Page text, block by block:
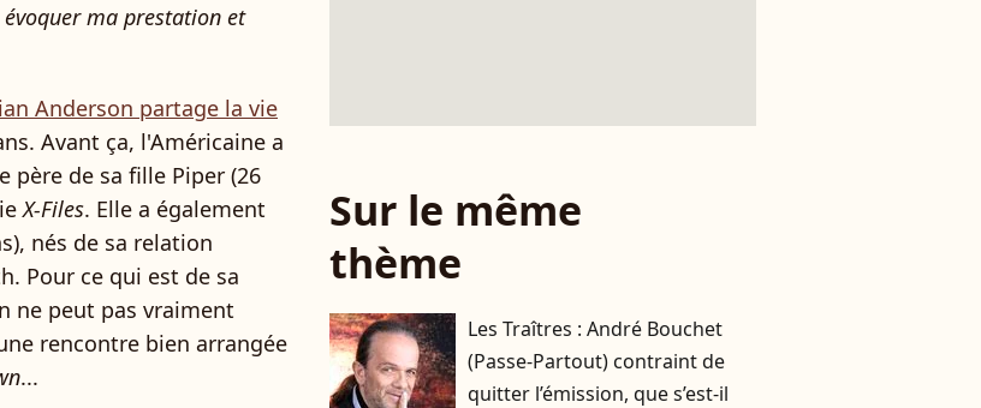
ma prestation et
Anderson partage la vie
Avant ça, l'Américaine a
père de sa fille Piper (26
X-Files. Elle a également
nés de sa relation
Pour ce qui est de sa
ne peut pas vraiment
rencontre bien arrangée
...
Sur le même
thème
Les Traîtres : André Bouchet
(Passe-Partout) contraint de
quitter l’émission, que s’est-il